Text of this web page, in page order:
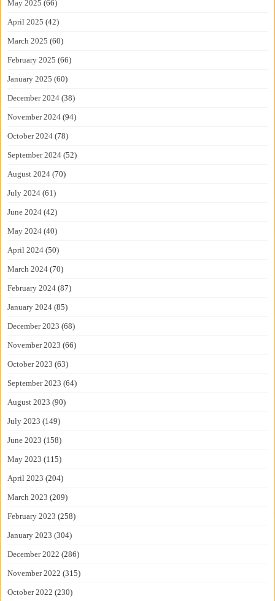
May 2025 (66)
April 2025 (42)
March 2025 (60)
February 2025 (66)
January 2025 (60)
December 2024 (38)
November 2024 (94)
October 2024 (78)
September 2024 (52)
August 2024 (70)
July 2024 (61)
June 2024 (42)
May 2024 (40)
April 2024 (50)
March 2024 (70)
February 2024 (87)
January 2024 (85)
December 2023 (68)
November 2023 (66)
October 2023 (63)
September 2023 (64)
August 2023 (90)
July 2023 (149)
June 2023 (158)
May 2023 (115)
April 2023 (204)
March 2023 (209)
February 2023 (258)
January 2023 (304)
December 2022 (286)
November 2022 (315)
October 2022 (230)